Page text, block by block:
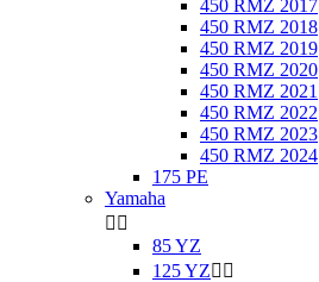
450 RMZ 2017
450 RMZ 2018
450 RMZ 2019
450 RMZ 2020
450 RMZ 2021
450 RMZ 2022
450 RMZ 2023
450 RMZ 2024
175 PE
Yamaha
 
85 YZ
125 YZ 